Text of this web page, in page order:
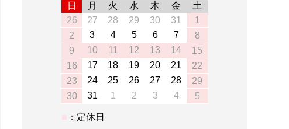
日 月 火 水 木 金
土
26
27 28 29 30 31
1
2
3 4 5 6 7
8
9
10 11 12 13 14
15
16
17 18 19 20 21
22
23
24 25 26 27 28
29
30
31 1 2 3 4 5
：定休日